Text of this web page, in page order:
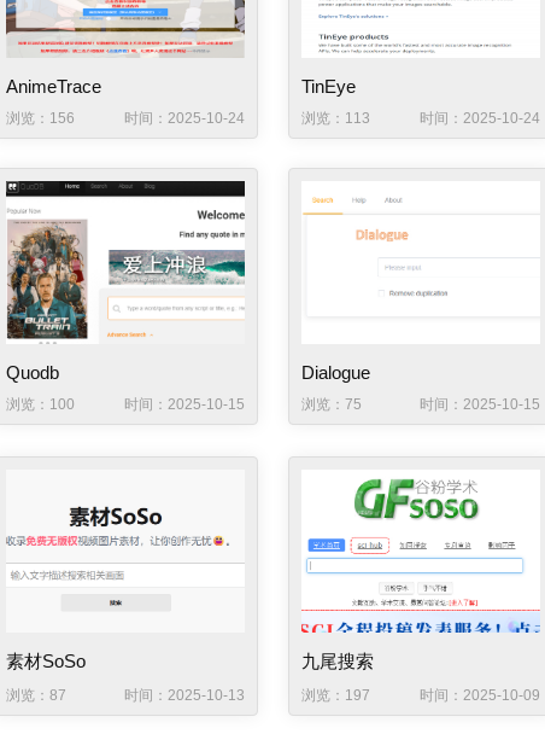
AnimeTrace
浏览：156 时间：2025-10-24
TinEye
浏览：113 时间：2025-10-24
Quodb
浏览：100 时间：2025-10-15
Dialogue
浏览：75 时间：2025-10-15
素材SoSo
浏览：87 时间：2025-10-13
九尾搜索
浏览：197 时间：2025-10-09